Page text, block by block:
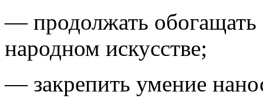
— продолжать обогащать
народном искусстве;
— закрепить умение